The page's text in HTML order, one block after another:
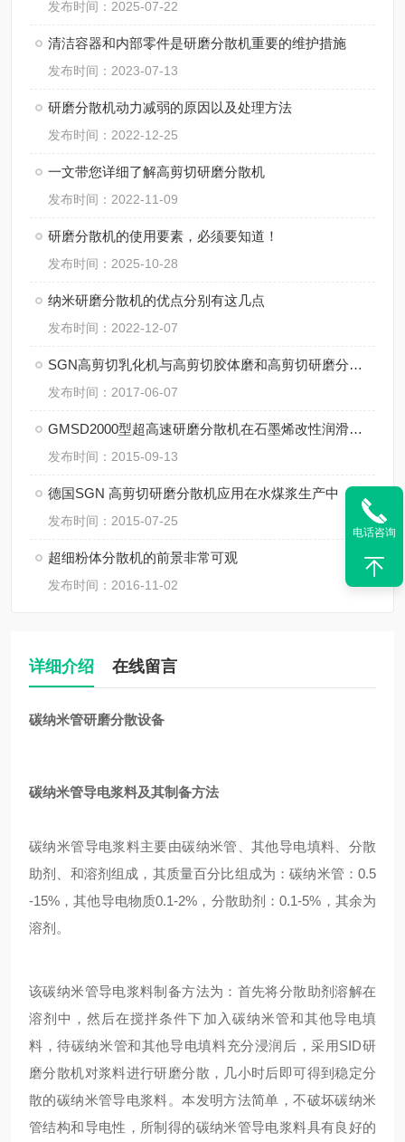
发布时间：2025-07-22
清洁容器和内部零件是研磨分散机重要的维护措施
发布时间：2023-07-13
研磨分散机动力减弱的原因以及处理方法
发布时间：2022-12-25
一文带您详细了解高剪切研磨分散机
发布时间：2022-11-09
研磨分散机的使用要素，必须要知道！
发布时间：2025-10-28
纳米研磨分散机的优点分别有这几点
发布时间：2022-12-07
SGN高剪切乳化机与高剪切胶体磨和高剪切研磨分散机的区别
发布时间：2017-06-07
GMSD2000型超高速研磨分散机在石墨烯改性润滑油中的应用
发布时间：2015-09-13
德国SGN 高剪切研磨分散机应用在水煤浆生产中
发布时间：2015-07-25
超细粉体分散机的前景非常可观
发布时间：2016-11-02
详细介绍 在线留言
碳纳米管研磨分散设备
碳纳米管导电浆料及其制备方法
碳纳米管导电浆料主要由碳纳米管、其他导电填料、分散
助剂、和溶剂组成，其质量百分比组成为：碳纳米管：0.5
-15%，其他导电物质0.1-2%，分散助剂：0.1-5%，其余为
溶剂。
该碳纳米管导电浆料制备方法为：首先将分散助剂溶解在
溶剂中，然后在搅拌条件下加入碳纳米管和其他导电填
料，待碳纳米管和其他导电填料充分浸润后，采用SID研
磨分散机对浆料进行研磨分散，几小时后即可得到稳定分
散的碳纳米管导电浆料。本发明方法简单，不破坏碳纳米
管结构和导电性，所制得的碳纳米管导电浆料具有良好的
电话咨询